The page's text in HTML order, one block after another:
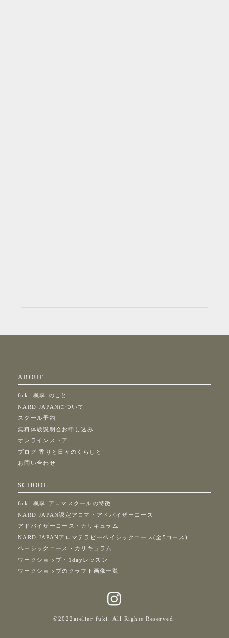
ABOUT
fuki-楓季-のこと
NARD JAPANについて
スクール予約
無料体験説明会お申し込み
オンラインストア
ブログ 香りと日々のくらしと
お問い合わせ
SCHOOL
fuki-楓季-アロマスクールの特徴
NARD JAPAN認定アロマ・アドバイザーコース
アドバイザーコース・カリキュラム
NARD JAPANアロマテラピーベイシックコース(全5コース)
ベーシックコース・カリキュラム
ワークショップ・1dayレッスン
ワークショップのクラフト画像一覧
©2022 atelier fuki . All Rights Reserved.